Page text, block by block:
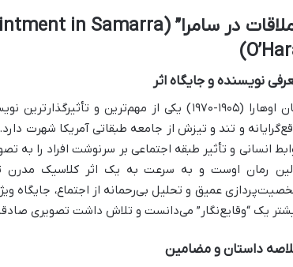
نویسنده و جایگاه اثر
جان اوهارا (۱۹۰۵-۱۹۷۰) یکی از مهم‌ترین و
و تند و تیزش از جامعه طبقاتی آمریکا شهرت
رمان اوست و به سرعت به یک اثر کلاسیک مدرن
عمیق و تحلیل بی‌رحمانه از اجتماع، جایگاه
یک “وقایع‌نگار” می‌دانست و تلاش داشت تصویری
داستان و مضامین